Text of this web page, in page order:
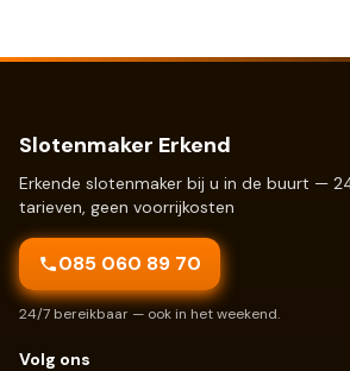
Slotenmaker Erkend
Erkende slotenmaker bij u in de buurt —
tarieven, geen voorrijkosten
085 060 89 70
24/7 bereikbaar — ook in het weekend.
Volg ons